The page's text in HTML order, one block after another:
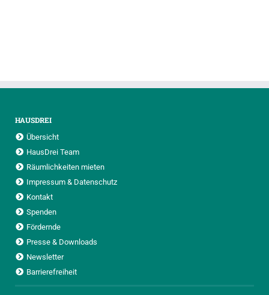
HAUSDREI
Übersicht
HausDrei Team
Räumlichkeiten mieten
Impressum & Datenschutz
Kontakt
Spenden
Fördernde
Presse & Downloads
Newsletter
Barrierefreiheit